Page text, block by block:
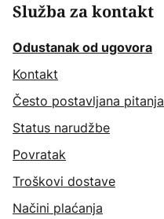
Služba za kontakt
Odustanak od ugovora
Kontakt
Često postavljana pitanja
Status narudžbe
Povratak
Troškovi dostave
Načini plaćanja